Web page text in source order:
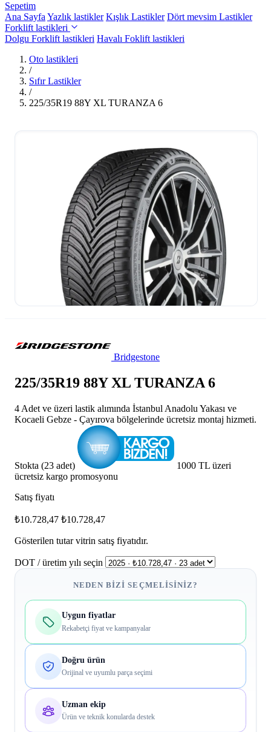
Sepetim
Ana Sayfa Yazlık lastikler Kışlık Lastikler Dört mevsim Lastikler
Forklift lastikleri
Dolgu Forklift lastikleri Havalı Foklift lastikleri
Oto lastikleri
/
Sıfır Lastikler
/
225/35R19 88Y XL TURANZA 6
Bridgestone
225/35R19 88Y XL TURANZA 6
4 Adet ve üzeri lastik alımında İstanbul Anadolu Yakası ve
Kocaeli Gebze - Çayırova bölgelerinde ücretsiz montaj hizmeti.
Stokta (23 adet)
1000 TL üzeri
ücretsiz kargo promosyonu
Satış fiyatı
₺10.728,47 ₺10.728,47
Gösterilen tutar vitrin satış fiyatıdır.
DOT / üretim yılı seçin
NEDEN BIZI SEÇMELISINIZ?
Uygun fiyatlar
Rekabetçi fiyat ve kampanyalar
Doğru ürün
Orijinal ve uyumlu parça seçimi
Uzman ekip
Ürün ve teknik konularda destek